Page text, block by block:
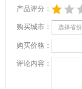
产品评分：
购买城市： 选择省份
购买价格：
评论内容：